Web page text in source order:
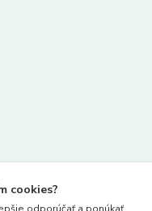
cookies?